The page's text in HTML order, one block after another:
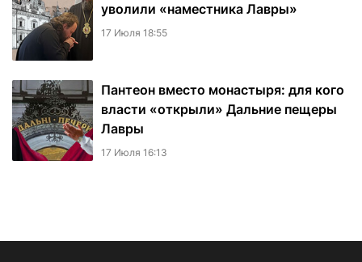
уволили «наместника Лавры»
17 Июля 18:55
Пантеон вместо монастыря: для кого
власти «открыли» Дальние пещеры
Лавры
17 Июля 16:13